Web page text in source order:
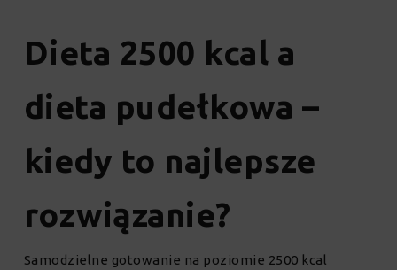
Dieta 2500 kcal a
dieta pudełkowa –
kiedy to najlepsze
rozwiązanie?
Samodzielne gotowanie na poziomie 2500 kcal